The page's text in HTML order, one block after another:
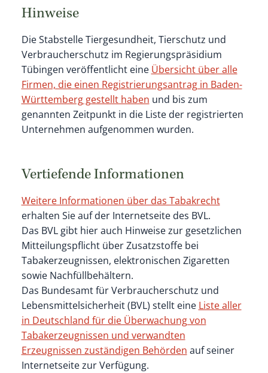
Hinweise
Die StabstelleTiergesundheit, Tierschutz und
Verbraucherschutz im Regierungspräsidium
Tübingen veröffentlicht eine Übersicht über alle
Firmen, die einen Registrierungsantrag in Baden-
Württemberg gestellt haben und bis zum
genannten Zeitpunkt in die Liste der registrierten
Unternehmen aufgenommen wurden.
Vertiefende Informationen
Weitere Informationen über das Tabakrecht
erhalten Sie auf der Internetseite des BVL.
Das BVL gibt hier auch Hinweise zur gesetzlichen
Mitteilungspflicht über Zusatzstoffe bei
Tabakerzeugnissen, elektronischen Zigaretten
sowie Nachfüllbehältern.
Das Bundesamt für Verbraucherschutz und
Lebensmittelsicherheit (BVL) stellt eine Liste aller
in Deutschland für die Überwachung von
Tabakerzeugnissen und verwandten
Erzeugnissen zuständigen Behörden auf seiner
Internetseite zur Verfügung.